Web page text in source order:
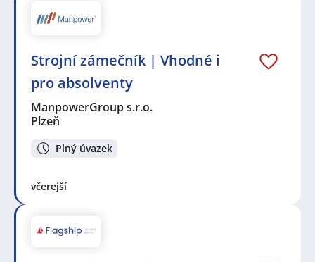
Strojní zámečník | Vhodné i
pro absolventy
ManpowerGroup s.r.o.
Plzeň
Plný úvazek
včerejší